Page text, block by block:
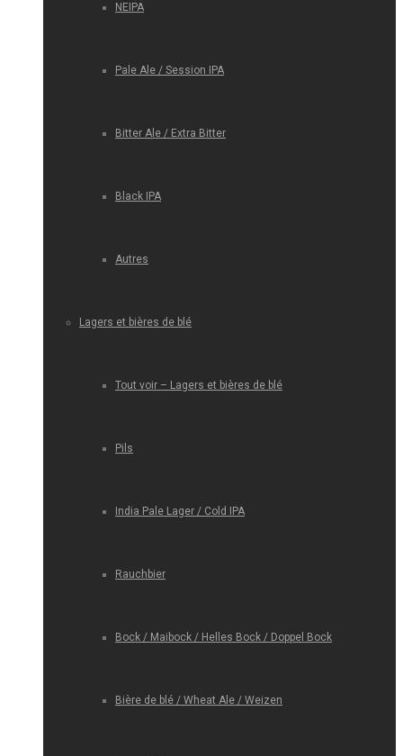
NEIPA
Pale Ale / Session IPA
Bitter Ale / Extra Bitter
Black IPA
Autres
Lagers et bières de blé
Tout voir – Lagers et bières de blé
Pils
India Pale Lager / Cold IPA
Rauchbier
Bock / Maibock / Helles Bock / Doppel Bock
Bière de blé / Wheat Ale / Weizen